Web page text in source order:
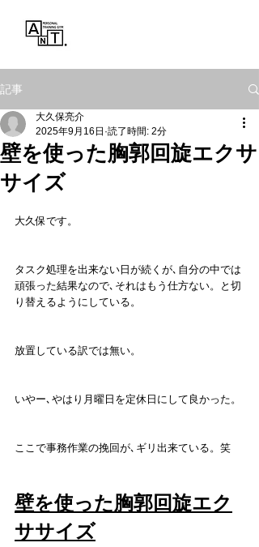
記事
壁を使った胸郭回旋エクサ
サイズ
大久保亮介
2025年9月16日 読了時間: 2分
大久保です。
タスク処理を出来ない日が続くが､自分の中では
頑張った結果なので､それはもう仕方ない。と切
り替えるようにしている。
放置している訳では無い。
いやー､やはり月曜日を定休日にして良かった。
ここで事務作業の挽回が､ギリ出来ている。笑
壁を使った胸郭回旋エク
ササイズ